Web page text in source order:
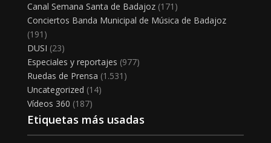
Canal Semana Santa de Badajoz(171)
Conciertos Banda Municipal de Música de Badajoz
(191)
DUSI (23)
Especiales y reportajes (977)
Ruedas de Prensa (1.531)
Uncategorized (14)
Vídeos 360 (187)
Etiquetas más usadas